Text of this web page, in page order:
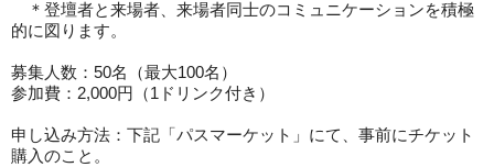
＊登壇者と来場者、来場者同士のコミュニケーションを積極
的に図ります。
募集人数：50名（最大100名）
参加費：2,000円（1ドリンク付き）
申し込み方法： 下記「パスマーケット」にて、事前にチケット
購入のこと。